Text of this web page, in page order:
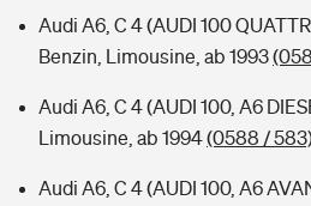
Audi A6, C 4 (AUDI 100
Benzin, Limousine, ab 1993
Audi A6, C 4 (AUDI 100, A6
Limousine, ab 1994(0588 /
Audi A6, C 4 (AUDI 100, A6